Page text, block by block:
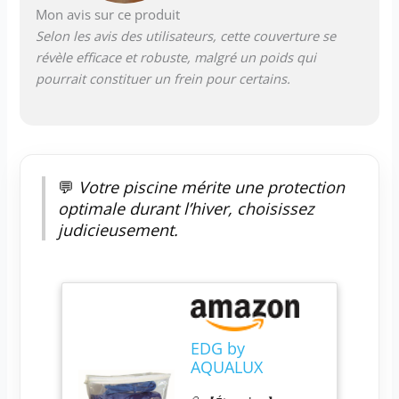
Mon avis sur ce produit
Selon les avis des utilisateurs, cette couverture se
révèle efficace et robuste, malgré un poids qui
pourrait constituer un frein pour certains.
💬 Votre piscine mérite une protection
optimale durant l’hiver, choisissez
judicieusement.
EDG by
AQUALUX